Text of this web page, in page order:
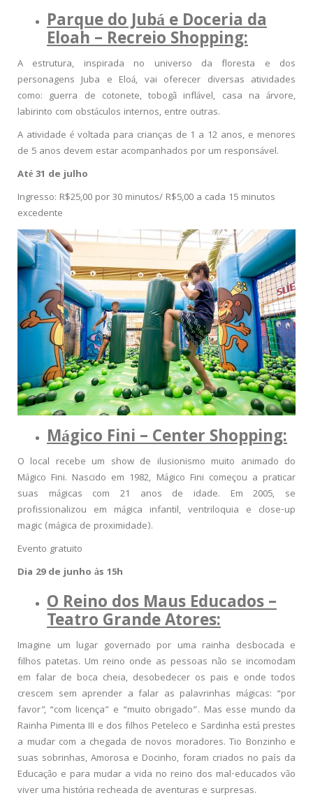
Parque do Jubá e Doceria da
Eloah – Recreio Shopping:
A estrutura, inspirada no universo da floresta e dos
personagens Juba e Eloá, vai oferecer diversas atividades
como: guerra de cotonete, tobogã inflável, casa na árvore,
labirinto com obstáculos internos, entre outras.
A atividade é voltada para crianças de 1 a 12 anos, e menores
de 5 anos devem estar acompanhados por um responsável.
Até 31 de julho
Ingresso: R$25,00 por 30 minutos/ R$5,00 a cada 15 minutos
excedente
Mágico Fini – Center Shopping:
O local recebe um show de ilusionismo muito animado do
Mágico Fini. Nascido em 1982, Mágico Fini começou a praticar
suas mágicas com 21 anos de idade. Em 2005, se
profissionalizou em mágica infantil, ventriloquia e close-up
magic (mágica de proximidade).
Evento gratuito
Dia 29 de junho às 15h
O Reino dos Maus Educados –
Teatro Grande Atores:
Imagine um lugar governado por uma rainha desbocada e
filhos patetas. Um reino onde as pessoas não se incomodam
em falar de boca cheia, desobedecer os pais e onde todos
crescem sem aprender a falar as palavrinhas mágicas: “por
favor”, “com licença” e “muito obrigado”. Mas esse mundo da
Rainha Pimenta III e dos filhos Peteleco e Sardinha está prestes
a mudar com a chegada de novos moradores. Tio Bonzinho e
suas sobrinhas,Amorosa e Docinho, foram criados no país da
Educação e para mudar a vida no reino dos mal-educados vão
viver uma história recheada de aventuras e surpresas.